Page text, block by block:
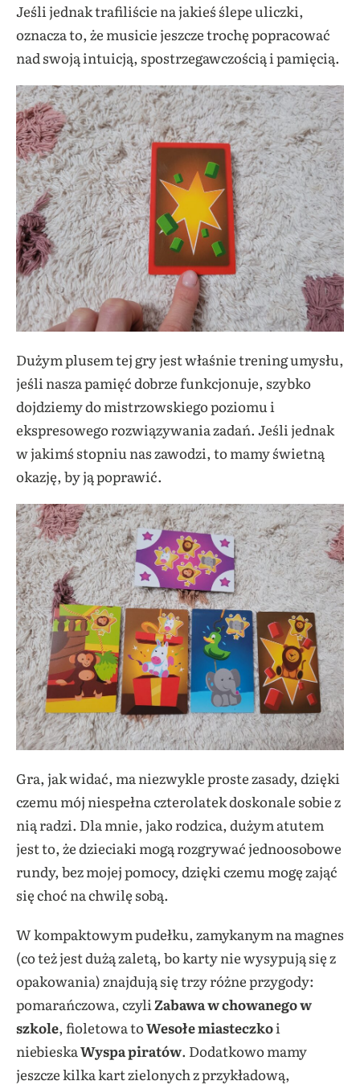
Jeśli jednak trafiliście na jakieś ślepe uliczki,
oznacza to, że musicie jeszcze trochę popracować
nad swoją intuicją, spostrzegawczością i pamięcią.
Dużym plusem tej gry jest właśnie trening umysłu,
jeśli nasza pamięć dobrze funkcjonuje, szybko
dojdziemy do mistrzowskiego poziomu i
ekspresowego rozwiązywania zadań. Jeśli jednak
w jakimś stopniu nas zawodzi, to mamy świetną
okazję, by ją poprawić.
Gra, jak widać, ma niezwykle proste zasady, dzięki
czemu mój niespełna czterolatek doskonale sobie z
nią radzi. Dla mnie, jako rodzica, dużym atutem
jest to, że dzieciaki mogą rozgrywać jednoosobowe
rundy, bez mojej pomocy, dzięki czemu mogę zająć
się choć na chwilę sobą.
W kompaktowym pudełku, zamykanym na magnes
(co też jest dużą zaletą, bo karty nie wysypują się z
opakowania) znajdują się trzy różne przygody:
pomarańczowa, czyliZabawa w chowanego w
szkole, fioletowa toWesołe miasteczkoi
niebieskaWyspa piratów. Dodatkowo mamy
jeszcze kilka kart zielonych z przykładową,